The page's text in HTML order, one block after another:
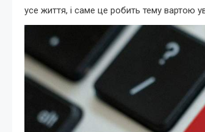
усе життя, і саме це робить тему вартою